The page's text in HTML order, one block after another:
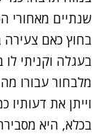
שנתיים מאחורי
בחוץ כאם צעירה
בעגלה וקניתי לו
מלבחור עבורו
וייתן את
בכלא, היא